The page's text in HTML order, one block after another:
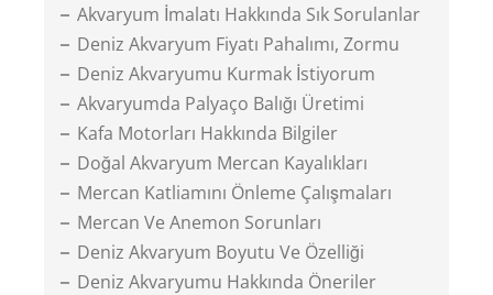
Akvaryum İmalatı Hakkında Sık Sorulanlar
Deniz Akvaryum Fiyatı Pahalımı, Zormu
Deniz Akvaryumu Kurmak İstiyorum
Akvaryumda Palyaço Balığı Üretimi
Kafa Motorları Hakkında Bilgiler
Doğal Akvaryum Mercan Kayalıkları
Mercan Katliamını Önleme Çalışmaları
Mercan Ve Anemon Sorunları
Deniz Akvaryum Boyutu Ve Özelliği
Deniz Akvaryumu Hakkında Öneriler